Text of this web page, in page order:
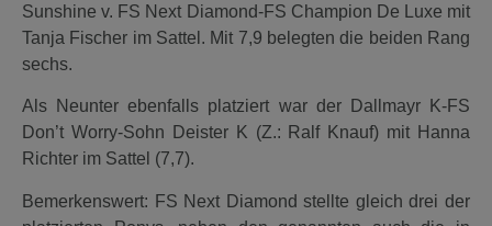
Sunshine v. FS Next Diamond-FS Champion De Luxe mit
Tanja Fischer im Sattel. Mit 7,9 belegten die beiden Rang
sechs.
Als Neunter ebenfalls platziert war der Dallmayr K-FS
Don’t Worry-Sohn Deister K (Z.: Ralf Knauf) mit Hanna
Richter im Sattel (7,7).
Bemerkenswert: FS Next Diamond stellte gleich drei der